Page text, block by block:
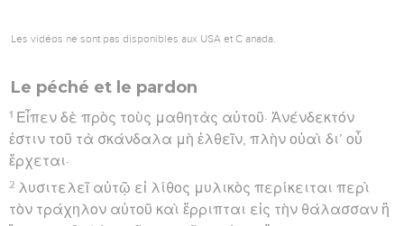
Les vidéos ne sont pas disponibles aux USA et C anada.
Le péché et le pardon
1 Εἶπεν δὲ πρὸς τοὺς μαθητὰς αὐτοῦ· Ἀνένδεκτόν
ἐστιν τοῦ τὰ σκάνδαλα μὴ ἐλθεῖν, πλὴν οὐαὶ δι’ οὗ
ἔρχεται·
2 λυσιτελεῖ αὐτῷ εἰ λίθος μυλικὸς περίκειται περὶ
τὸν τράχηλον αὐτοῦ καὶ ἔρριπται εἰς τὴν θάλασσαν ἢ